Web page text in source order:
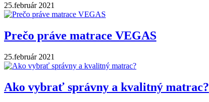
25.február 2021
Prečo práve matrace VEGAS
25.február 2021
Ako vybrať správny a kvalitný matrac?